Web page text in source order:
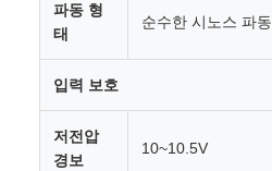
파동 형
태
순수한 시노스 파동
입력 보호
저전압
경보
10~10.5V